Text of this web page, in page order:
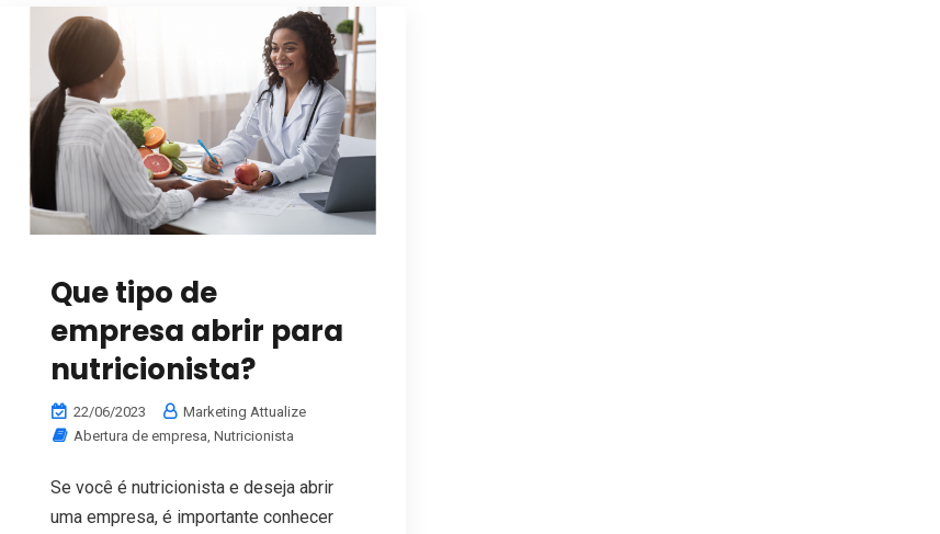
Que tipo de
empresa abrir para
nutricionista?
22/06/2023
Marketing Attualize
Abertura de empresa Nutricionista
Se você é nutricionista e deseja abrir
uma empresa, é importante conhecer